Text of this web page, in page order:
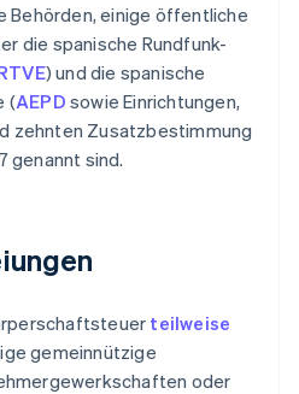
Behörden, einige öffentliche
die spanische Rundfunk-
) und die spanische
(AEPD sowie Einrichtungen,
zehnten Zusatzbestimmung
genannt sind.
teilweise
gemeinnützige
oder